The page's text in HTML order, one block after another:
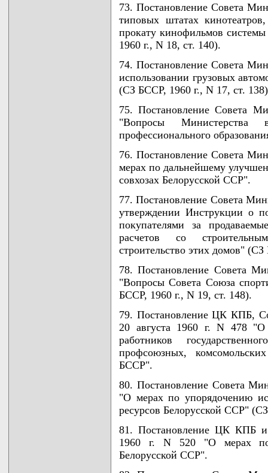
73. Постановление Совета
типовых штатах
прокату кинофильмов
1960 г., N 18, ст. 140).
74. Постановление Совета
использовании грузовых
(СЗ БССР, 1960 г., N 17, ст.
75. Постановление Совета
"Вопросы Министерства
профессионального
76. Постановление Совета
мерах по дальнейшему
совхозах Белорусской ССР".
77. Постановление Совета
утверждении Инструкции о
покупателями за
расчетов со
строительство этих домов"
78. Постановление Совета
"Вопросы Совета Союза
БССР, 1960 г., N 19, ст. 148).
79. Постановление ЦК КПБ,
20 августа 1960 г. N 478 "О
работников
профсоюзных,
БССР".
80. Постановление Совета
"О мерах по упорядочению
ресурсов Белорусской ССР"
81. Постановление ЦК КПБ
1960 г. N 520 "О мерах по
Белорусской ССР".